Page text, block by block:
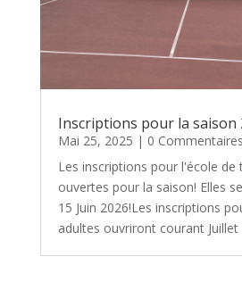
Inscriptions pour la saison
Mai 25, 2025 | 0 Commentaires
Les inscriptions pour l'école de
ouvertes pour la saison! Elles
15 Juin 2026!Les inscriptions
adultes ouvriront courant